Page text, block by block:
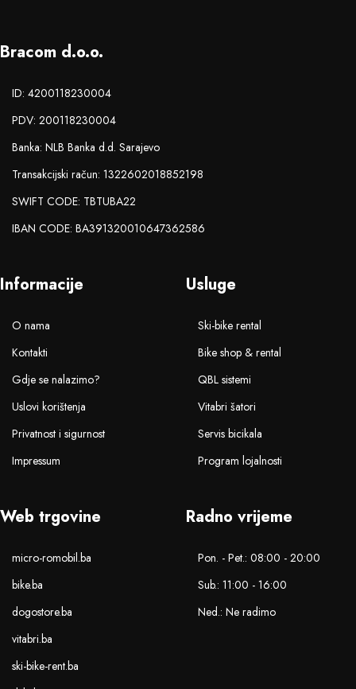
Bracom d.o.o.
ID: 4200118230004
PDV: 200118230004
Banka: NLB Banka d.d. Sarajevo
Transakcijski račun: 1322602018852198
SWIFT CODE: TBTUBA22
IBAN CODE: BA391320010647362586
Informacije
O nama
Kontakti
Gdje se nalazimo?
Uslovi korištenja
Privatnost i sigurnost
Impressum
Usluge
Ski-bike rental
Bike shop & rental
QBL sistemi
Vitabri šatori
Servis bicikala
Program lojalnosti
Web trgovine
micro-romobil.ba
bike.ba
dogostore.ba
vitabri.ba
ski-bike-rent.ba
Radno vrijeme
Pon. - Pet.: 08:00 - 20:00
Sub.: 11:00 - 16:00
Ned.: Ne radimo